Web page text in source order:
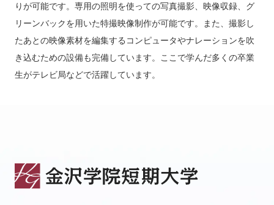
りが可能です。専用の照明を使っての写真撮影、映像収録、グ
リーンバックを用いた特撮映像制作が可能です。また、撮影し
たあとの映像素材を編集するコンピュータやナレーションを吹
き込むための設備も完備しています。ここで学んだ多くの卒業
生がテレビ局などで活躍しています。